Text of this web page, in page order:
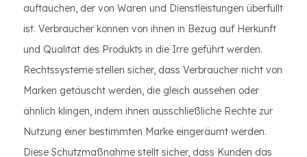
auftauchen, der von Waren und Dienstleistungen überfüllt
ist. Verbraucher können von ihnen in Bezug auf Herkunft
und Qualität des Produkts in die Irre geführt werden.
Rechtssysteme stellen sicher, dass Verbraucher nicht von
Marken getäuscht werden, die gleich aussehen oder
ähnlich klingen, indem ihnen ausschließliche Rechte zur
Nutzung einer bestimmten Marke eingeräumt werden.
Diese Schutzmaßnahme stellt sicher, dass Kunden das